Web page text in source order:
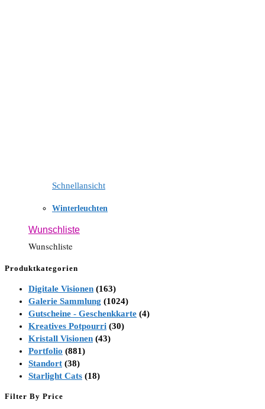
Schnellansicht
Winterleuchten
Wunschliste
Wunschliste
Produktkategorien
Digitale Visionen (163)
Galerie Sammlung (1024)
Gutscheine - Geschenkkarte (4)
Kreatives Potpourri (30)
Kristall Visionen (43)
Portfolio (881)
Standort (38)
Starlight Cats (18)
Filter By Price